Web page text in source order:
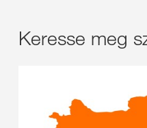
Keresse meg